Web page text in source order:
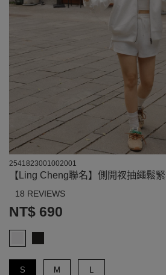
2541823001002001
【Ling Cheng聯名】側開衩抽繩鬆
18 REVIEWS
NT$ 690
S M L